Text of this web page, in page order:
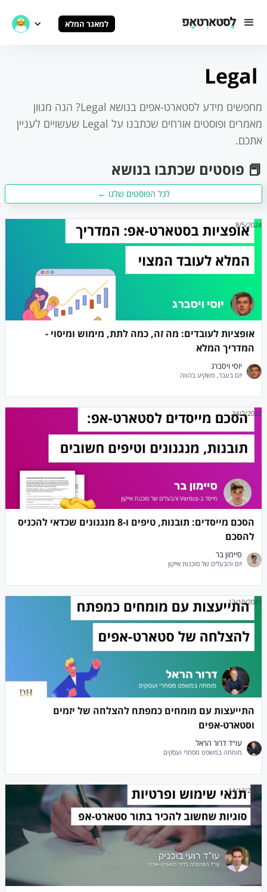
למאגר המלא
Legal
מחפשים מידע לסטארט-אפים בנושא Legal? הנה מגוון
מאמרים ופוסטים אורחים שכתבנו על Legal שעשויים לעניין
אתכם.
📕 פוסטים שכתבו בנושא
לכל הפוסטים שלנו ←
אופציות לעובדים: מה זה, כמה לתת, מימוש ומיסוי -
המדריך המלא
יוסי ויסברג
יזם בעבר, משקיע בהווה
8/5/2024
הסכם מייסדים: תובנות, טיפים ו-8 מנגנונים שכדאי להכניס
להסכם
סיימון בר
יזם והבעלים של סוכנות אייקון
24/2/2022
התייעצות עם מומחים כמפתח להצלחה של יזמים
וסטארט-אפים
עו״ד דרור הראל
מומחה במשפט מסחרי ועסקים
13/10/2021
14/12/2020